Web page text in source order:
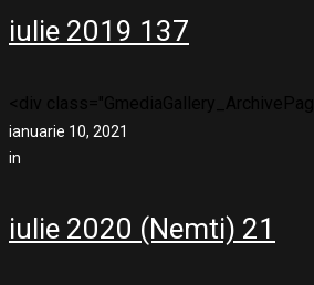
iulie 2019 137
ianuarie 10, 2021
in
iulie 2020 (Nemti) 21